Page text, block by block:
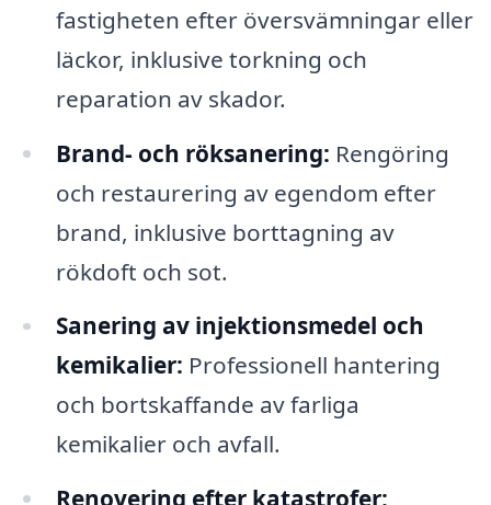
fastigheten efter översvämningar eller
läckor, inklusive torkning och
reparation av skador.
Brand- och röksanering: Rengöring
och restaurering av egendom efter
brand, inklusive borttagning av
rökdoft och sot.
Sanering av injektionsmedel och
kemikalier: Professionell hantering
och bortskaffande av farliga
kemikalier och avfall.
Renovering efter katastrofer: